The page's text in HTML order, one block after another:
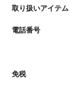
取り扱いアイテム
電話番号
免税